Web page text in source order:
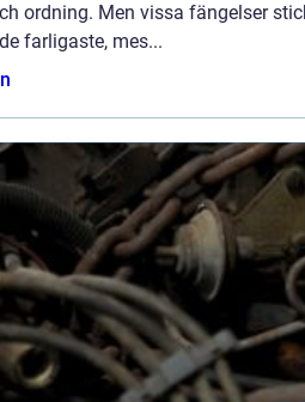
ordning. Men vissa fängelser
farligaste, mes...